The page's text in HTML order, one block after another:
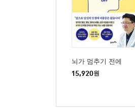
뇌가 멈추기 전에
15,920원